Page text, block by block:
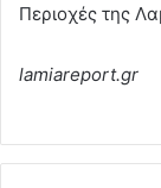
Περιοχές της
lamiareport.gr